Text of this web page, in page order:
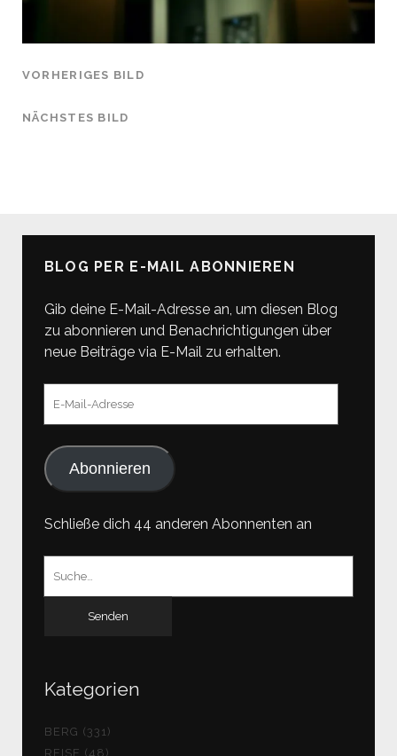
VORHERIGES BILD
NÄCHSTES BILD
BLOG PER E-MAIL ABONNIEREN
Gib deine E-Mail-Adresse an, um diesen Blog
zu abonnieren und Benachrichtigungen über
neue Beiträge via E-Mail zu erhalten.
Abonnieren
Schließe dich 44 anderen Abonnenten an
Kategorien
BERG (331)
REISE (48)